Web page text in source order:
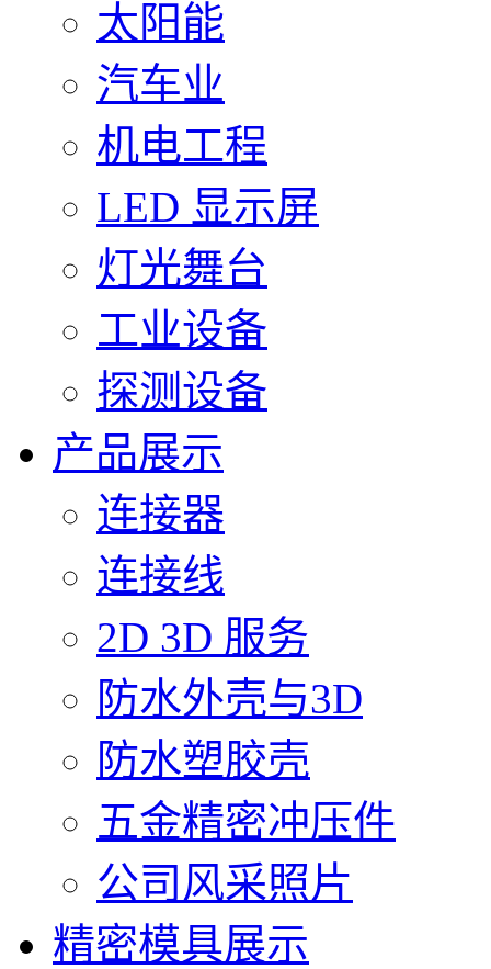
太阳能
汽车业
机电工程
LED 显示屏
灯光舞台
工业设备
探测设备
产品展示
连接器
连接线
2D 3D 服务
防水外壳与3D
防水塑胶壳
五金精密冲压件
公司风采照片
精密模具展示